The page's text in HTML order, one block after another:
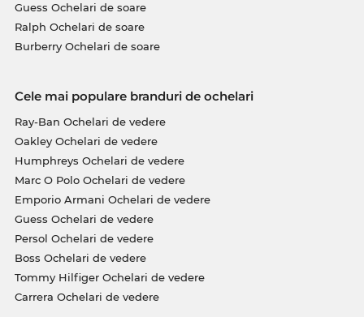
Guess Ochelari de soare
Ralph Ochelari de soare
Burberry Ochelari de soare
Cele mai populare branduri de ochelari
Ray-Ban Ochelari de vedere
Oakley Ochelari de vedere
Humphreys Ochelari de vedere
Marc O Polo Ochelari de vedere
Emporio Armani Ochelari de vedere
Guess Ochelari de vedere
Persol Ochelari de vedere
Boss Ochelari de vedere
Tommy Hilfiger Ochelari de vedere
Carrera Ochelari de vedere